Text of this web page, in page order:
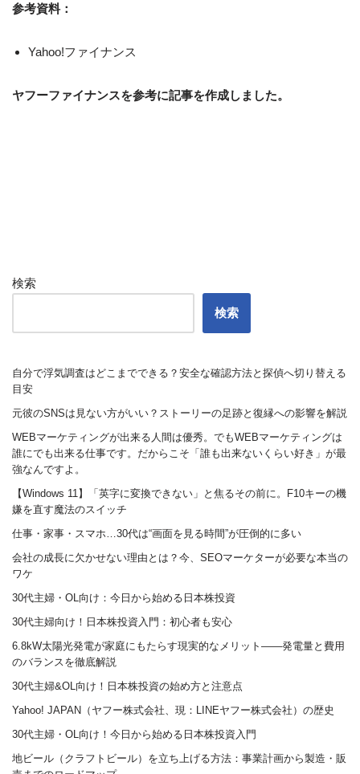
参考資料：
Yahoo!ファイナンス
ヤフーファイナンスを参考に記事を作成しました。
検索
検索
自分で浮気調査はどこまでできる？安全な確認方法と探偵へ切り替える
目安
元彼のSNSは見ない方がいい？ストーリーの足跡と復縁への影響を解説
WEBマーケティングが出来る人間は優秀。でもWEBマーケティングは
誰にでも出来る仕事です。だからこそ「誰も出来ないくらい好き」が最
強なんですよ。
【Windows 11】「英字に変換できない」と焦るその前に。F10キーの機
嫌を直す魔法のスイッチ
仕事・家事・スマホ…30代は“画面を見る時間”が圧倒的に多い
会社の成長に欠かせない理由とは？今、SEOマーケターが必要な本当の
ワケ
30代主婦・OL向け：今日から始める日本株投資
30代主婦向け！日本株投資入門：初心者も安心
6.8kW太陽光発電が家庭にもたらす現実的なメリット――発電量と費用
のバランスを徹底解説
30代主婦&OL向け！日本株投資の始め方と注意点
Yahoo! JAPAN（ヤフー株式会社、現：LINEヤフー株式会社）の歴史
30代主婦・OL向け！今日から始める日本株投資入門
地ビール（クラフトビール）を立ち上げる方法：事業計画から製造・販